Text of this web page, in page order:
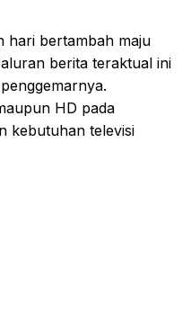
hari bertambah maju
berita teraktual ini
HD pada
kebutuhan televisi